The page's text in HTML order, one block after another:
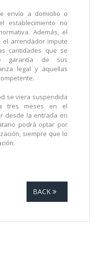
envío a domicilio o
establecimiento no
Además, el
arrendador impute
cantidades que se
garantía de sus
legal y aquellas
se viera suspendida
tres meses en el
desde la entrada en
podrá optar por
siempre que lo
BACK